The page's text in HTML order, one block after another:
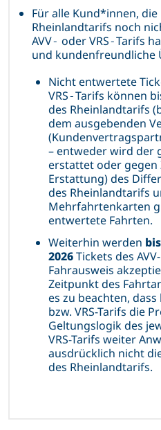
Für alle Kund*innen,
Rheinlandtarifs noch
AVV‑ oder VRS‑Tarifs
und kundenfreundliche
Nicht entwertete
VRS‑Tarifs können
des Rheinlandtarifs
dem ausgebenden
– entweder wird der
erstattet oder gegen
Erstattung) des
des Rheinlandtarifs
Mehrfahrtenkarten
entwertete Fahrten.
Weiterhin werden
2026Tickets des
Fahrausweis
Zeitpunkt des
es zu beachten, dass
bzw. VRS-Tarifs die
Geltungslogik des
VRS-Tarifs weiter
ausdrücklich nicht
des Rheinlandtarifs.